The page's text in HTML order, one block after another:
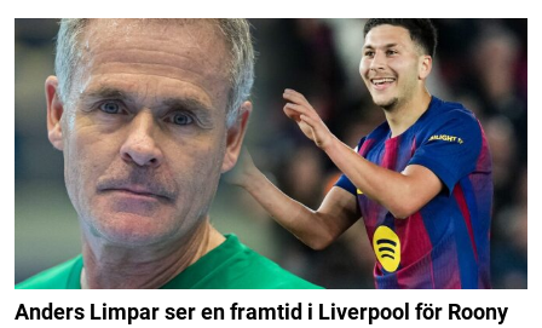
Anders Limpar ser en framtid i Liverpool för Roony